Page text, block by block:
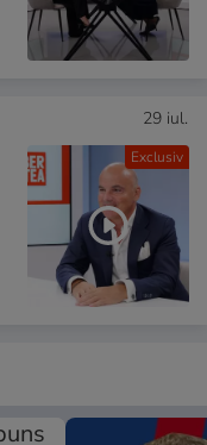
Exclusiv
29 iul.